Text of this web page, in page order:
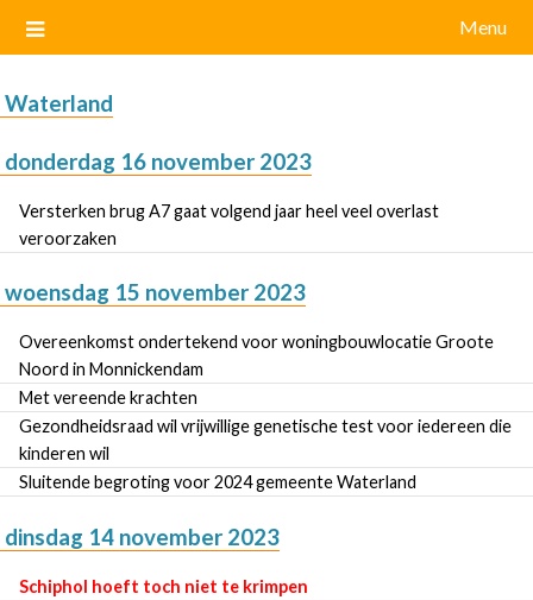
Menu
Waterland
donderdag 16 november 2023
Versterken brug A7 gaat volgend jaar heel veel overlast
veroorzaken
woensdag 15 november 2023
Overeenkomst ondertekend voor woningbouwlocatie Groote
Noord in Monnickendam
Met vereende krachten
Gezondheidsraad wil vrijwillige genetische test voor iedereen die
kinderen wil
Sluitende begroting voor 2024 gemeente Waterland
dinsdag 14 november 2023
Schiphol hoeft toch niet te krimpen